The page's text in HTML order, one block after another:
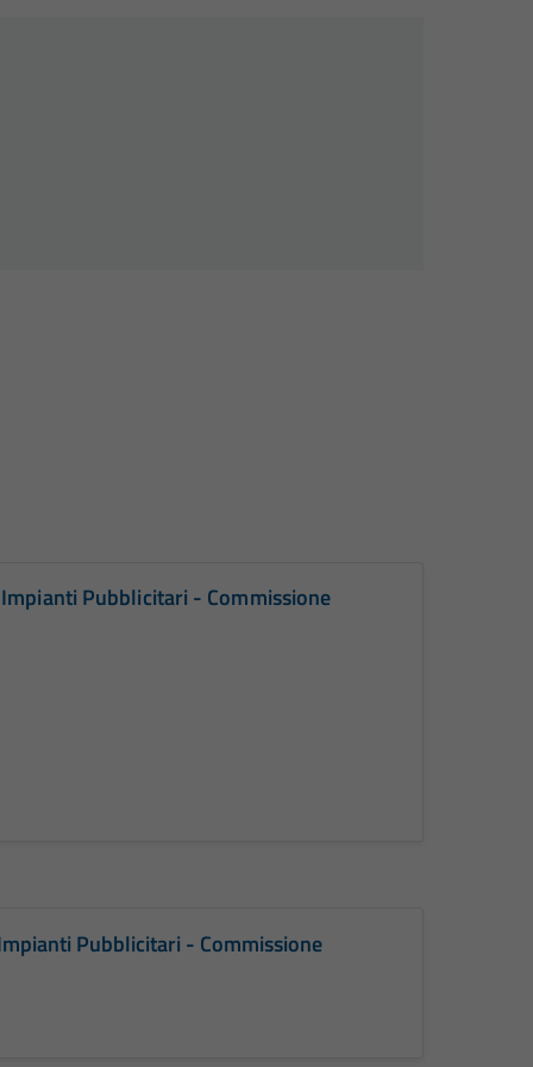
Pubblicitari - Commissione
Pubblicitari - Commissione